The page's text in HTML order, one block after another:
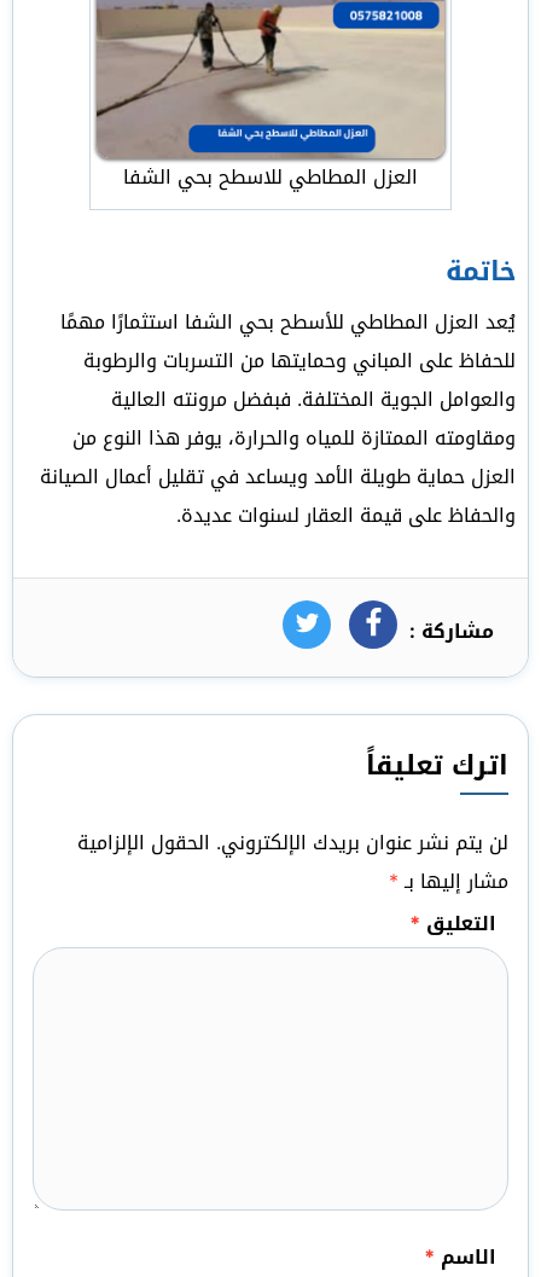
العزل المطاطي للاسطح بحي الشفا
خاتمة
يُعد العزل المطاطي للأسطح بحي الشفا استثمارًا مهمًا
للحفاظ على المباني وحمايتها من التسربات والرطوبة
والعوامل الجوية المختلفة. فبفضل مرونته العالية
ومقاومته الممتازة للمياه والحرارة، يوفر هذا النوع من
العزل حماية طويلة الأمد ويساعد في تقليل أعمال الصيانة
والحفاظ على قيمة العقار لسنوات عديدة.
مشاركة : فيسبوكتويتر
اترك تعليقاً
لن يتم نشر عنوان بريدك الإلكتروني. الحقول الإلزامية
مشار إليها بـ*
التعليق *
الاسم *